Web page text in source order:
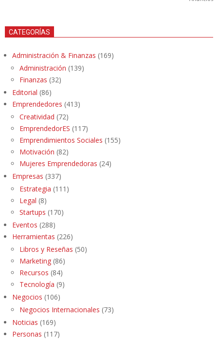
CATEGORÍAS
Administración & Finanzas (169)
Administración (139)
Finanzas (32)
Editorial (86)
Emprendedores (413)
Creatividad (72)
EmprendedorES (117)
Emprendimientos Sociales (155)
Motivación (82)
Mujeres Emprendedoras (24)
Empresas (337)
Estrategia (111)
Legal (8)
Startups (170)
Eventos (288)
Herramientas (226)
Libros y Reseñas (50)
Marketing (86)
Recursos (84)
Tecnología (9)
Negocios (106)
Negocios Internacionales (73)
Noticias (169)
Personas (117)